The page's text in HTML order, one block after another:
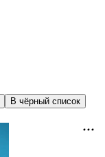
В чёрный список